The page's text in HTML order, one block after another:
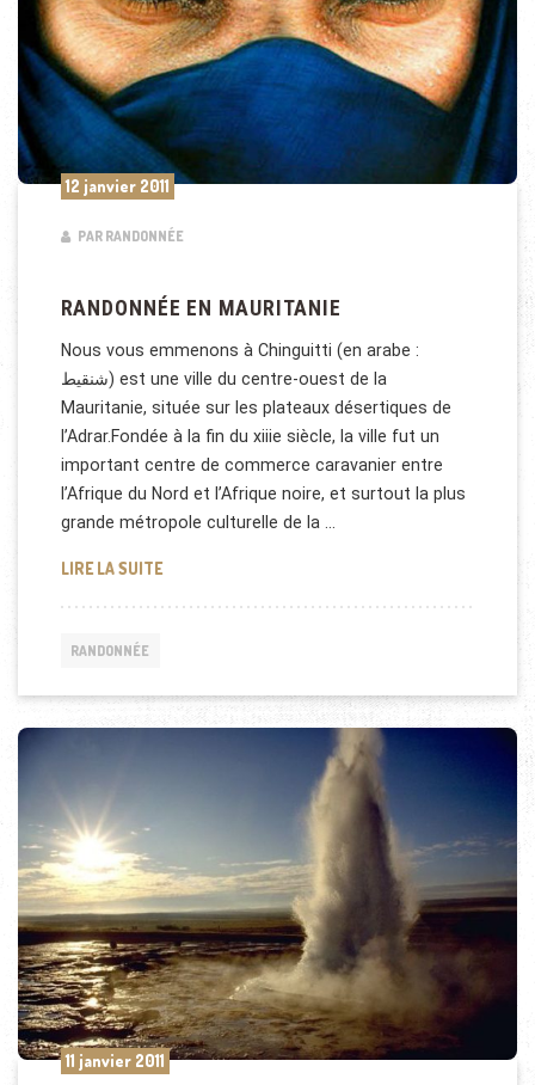
12 janvier 2011
PAR RANDONNÉE
RANDONNÉE EN MAURITANIE
Nous vous emmenons à Chinguitti (en arabe :
شنقيط) est une ville du centre-ouest de la
Mauritanie, située sur les plateaux désertiques de
l’Adrar.Fondée à la fin du xiiie siècle, la ville fut un
important centre de commerce caravanier entre
l’Afrique du Nord et l’Afrique noire, et surtout la plus
grande métropole culturelle de la …
LIRE LA SUITERANDONNÉE EN MAURITANIE
RANDONNÉE
11 janvier 2011